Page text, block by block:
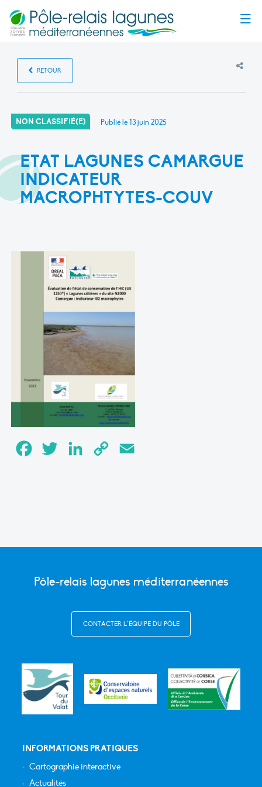
RETOUR
NON CLASSIFIÉ(E) Publié le13 juin 2025
ETAT LAGUNES CAMARGUE
INDICATEUR
MACROPHTYTES-COUV
FacebookTwitter LinkedInCopy
Pôle-relais lagunes méditerranéennes
CONTACTER L’ÉQUIPE DU PÔLE
INFORMATIONS PRATIQUES
Cartographie interactive
Actualités